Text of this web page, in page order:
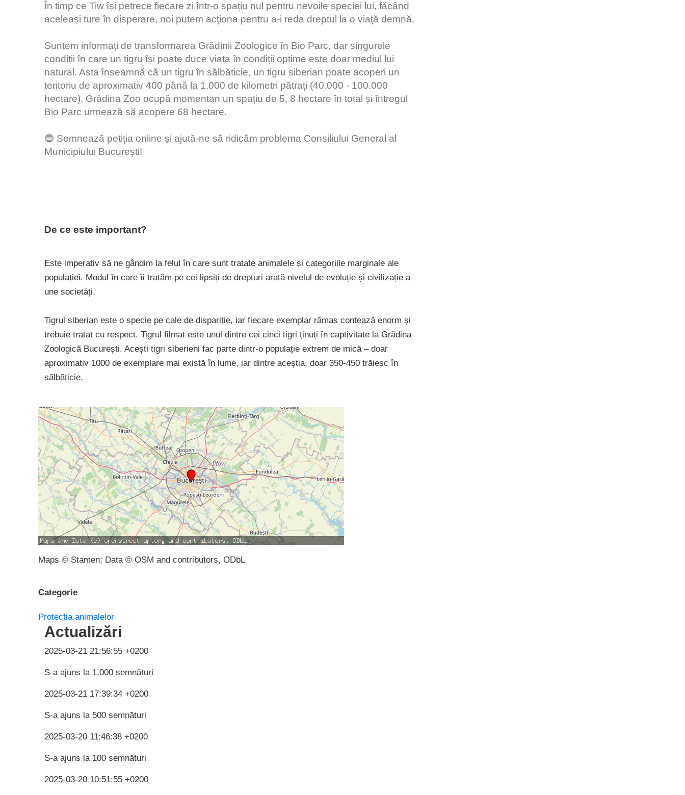
În timp ce Tiw își petrece fiecare zi într-o spațiu nul pentru nevoile speciei lui, făcând
aceleași ture în disperare, noi putem acționa pentru a-i reda dreptul la o viață demnă.
Suntem informați de transformarea Grădinii Zoologice în Bio Parc, dar singurele
condiții în care un tigru își poate duce viața în condiții optime este doar mediul lui
natural. Asta înseamnă că un tigru în sălbăticie, un tigru siberian poate acoperi un
teritoriu de aproximativ 400 până la 1.000 de kilometri pătrați (40.000 - 100.000
hectare). Grădina Zoo ocupă momentan un spațiu de 5, 8 hectare în total și întregul
Bio Parc urmează să acopere 68 hectare.
🔵 Semnează petiția online și ajută-ne să ridicăm problema Consiliului General al
Municipiului București!
De ce este important?
Este imperativ să ne gândim la felul în care sunt tratate animalele și categoriile marginale ale
populației. Modul în care îi tratăm pe cei lipsiți de drepturi arată nivelul de evoluție și civilizație a
une societăți.
Tigrul siberian este o specie pe cale de dispariție, iar fiecare exemplar rămas contează enorm și
trebuie tratat cu respect. Tigrul filmat este unul dintre cei cinci tigri ținuți în captivitate la Grădina
Zoologică București. Acești tigri siberieni fac parte dintr-o populație extrem de mică – doar
aproximativ 1000 de exemplare mai există în lume, iar dintre aceștia, doar 350-450 trăiesc în
sălbăticie.
Maps © Stamen; Data © OSM and contributors, ODbL
Categorie
Protectia animalelor
Actualizări
2025-03-21 21:56:55 +0200
S-a ajuns la 1,000 semnături
2025-03-21 17:39:34 +0200
S-a ajuns la 500 semnături
2025-03-20 11:46:38 +0200
S-a ajuns la 100 semnături
2025-03-20 10:51:55 +0200